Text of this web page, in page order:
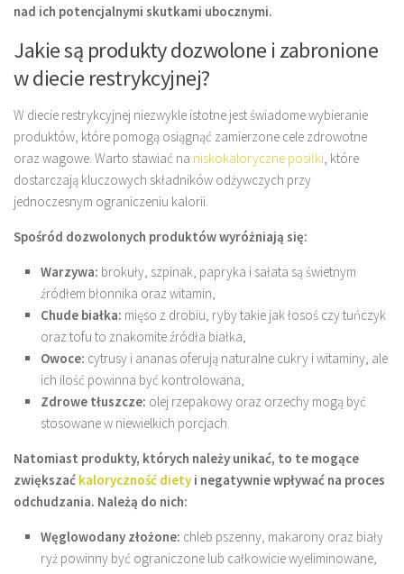
nad ich potencjalnymi skutkami ubocznymi.
Jakie są produkty dozwolone i zabronione
w diecie restrykcyjnej?
W diecie restrykcyjnej niezwykle istotne jest świadome wybieranie
produktów, które pomogą osiągnąć zamierzone cele zdrowotne
oraz wagowe. Warto stawiać na niskokaloryczne posiłki, które
dostarczają kluczowych składników odżywczych przy
jednoczesnym ograniczeniu kalorii.
Spośród dozwolonych produktów wyróżniają się:
Warzywa: brokuły, szpinak, papryka i sałata są świetnym
źródłem błonnika oraz witamin,
Chude białka: mięso z drobiu, ryby takie jak łosoś czy tuńczyk
oraz tofu to znakomite źródła białka,
Owoce: cytrusy i ananas oferują naturalne cukry i witaminy, ale
ich ilość powinna być kontrolowana,
Zdrowe tłuszcze: olej rzepakowy oraz orzechy mogą być
stosowane w niewielkich porcjach.
Natomiast produkty, których należy unikać, to te mogące
zwiększać kaloryczność diety i negatywnie wpływać na proces
odchudzania. Należą do nich:
Węglowodany złożone: chleb pszenny, makarony oraz biały
ryż powinny być ograniczone lub całkowicie wyeliminowane,